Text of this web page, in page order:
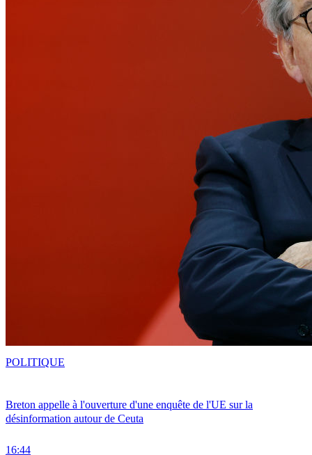
Breton appelle à l'ouverture d'une enquête de l'UE sur la
désinformation autour de Ceuta
16:44
POLITIQUE